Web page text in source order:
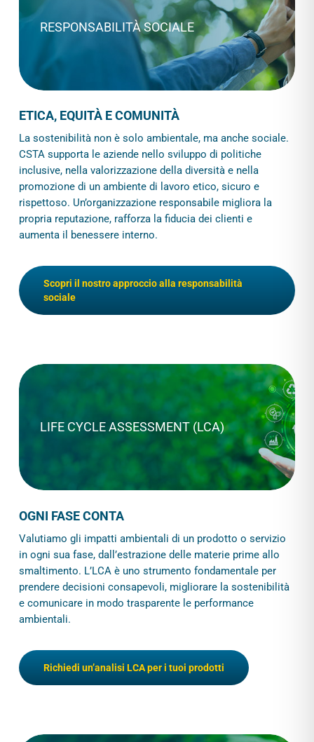
RESPONSABILITÀ SOCIALE
ETICA, EQUITÀ E COMUNITÀ
La sostenibilità non è solo ambientale, ma anche sociale.
CSTA supporta le aziende nello sviluppo di politiche
inclusive, nella valorizzazione della diversità e nella
promozione di un ambiente di lavoro etico, sicuro e
rispettoso. Un’organizzazione responsabile migliora la
propria reputazione, rafforza la fiducia dei clienti e
aumenta il benessere interno.
Scopri il nostro approccio alla responsabilità
sociale
LIFE CYCLE ASSESSMENT (LCA)
OGNI FASE CONTA
Valutiamo gli impatti ambientali di un prodotto o servizio
in ogni sua fase, dall’estrazione delle materie prime allo
smaltimento. L’LCA è uno strumento fondamentale per
prendere decisioni consapevoli, migliorare la sostenibilità
e comunicare in modo trasparente le performance
ambientali.
Richiedi un’analisi LCA per i tuoi prodotti